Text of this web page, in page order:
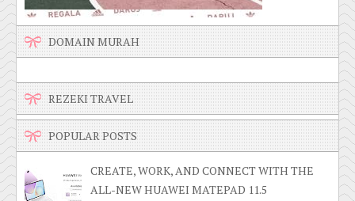
DOMAIN MURAH
REZEKI TRAVEL
POPULAR POSTS
CREATE, WORK, AND CONNECT WITH THE
ALL-NEW HUAWEI MATEPAD 11.5